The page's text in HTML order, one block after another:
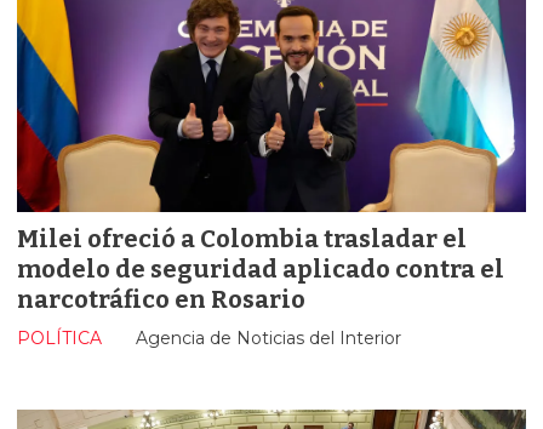
Milei ofreció a Colombia trasladar el
modelo de seguridad aplicado contra el
narcotráfico en Rosario
Agencia de Noticias del Interior
POLÍTICA